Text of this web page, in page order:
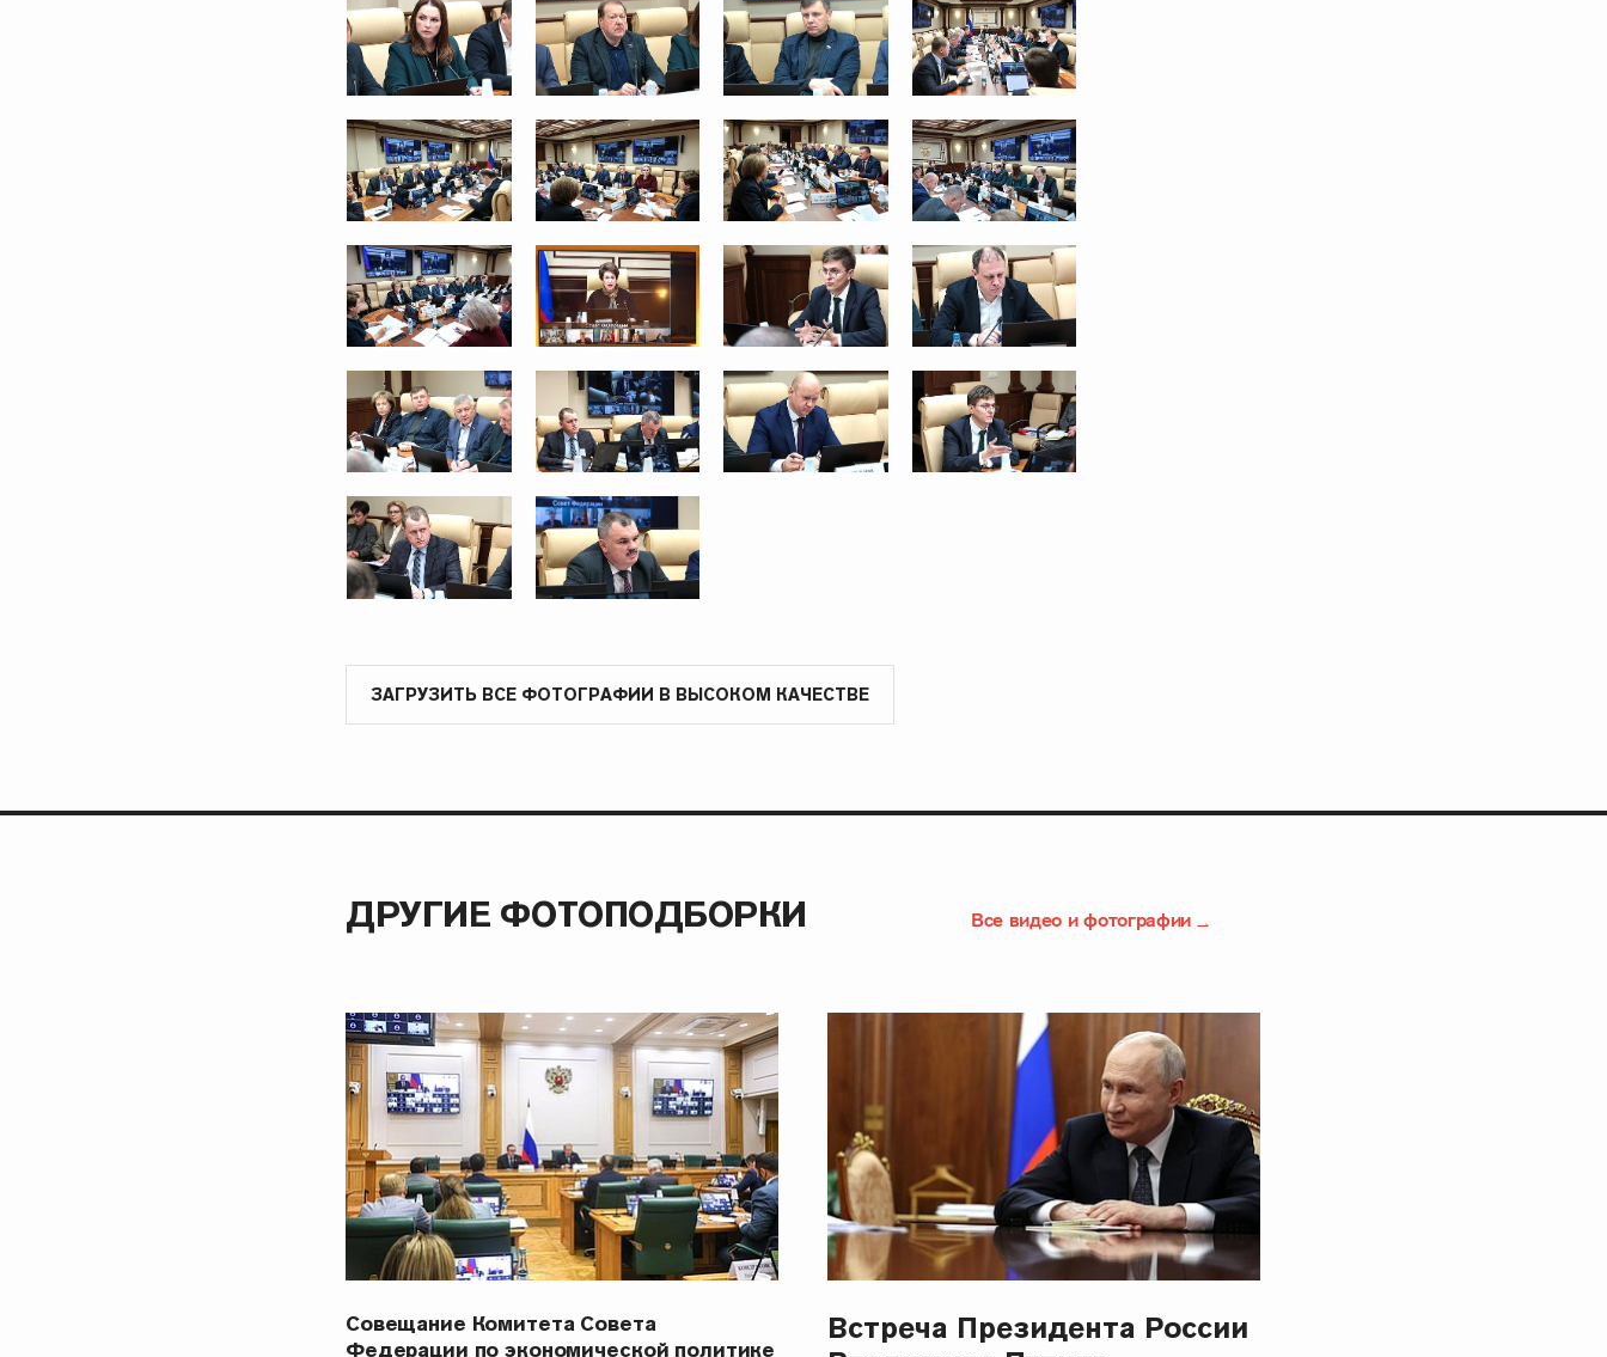
ЗАГРУЗИТЬ ВСЕ ФОТОГРАФИИ В ВЫСОКОМ КАЧЕСТВЕ
ДРУГИЕ ФОТОПОДБОРКИ Все видео и фотографии
Совещание Комитета Совета
Федерации по экономической политике
Встреча Президента России